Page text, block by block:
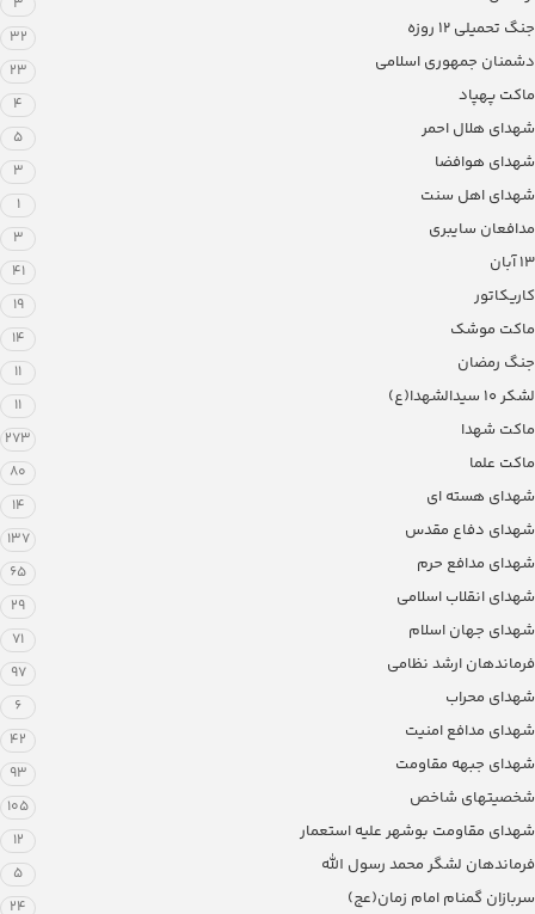
جنگ تحمیلی 12 روزه 32
دشمنان جمهوری اسلامی 23
ماکت پهپاد 4
شهدای هلال احمر 5
شهدای هوافضا 3
شهدای اهل سنت 1
مدافعان سایبری 3
13 آبان 41
کاریکاتور 19
ماکت موشک 14
جنگ رمضان 11
لشکر ۱۰ سیدالشهدا(ع) 11
ماکت شهدا 273
ماکت علما 80
شهدای هسته ای 14
شهدای دفاع مقدس 137
شهدای مدافع حرم 65
شهدای انقلاب اسلامی 29
شهدای جهان اسلام 71
فرماندهان ارشد نظامی 97
شهدای محراب 6
شهدای مدافع امنیت 42
شهدای جبهه مقاومت 93
شخصیتهای شاخص 105
شهدای مقاومت بوشهر علیه استعمار 12
فرماندهان لشگر محمد رسول الله 5
سربازان گمنام امام زمان(عج) 24